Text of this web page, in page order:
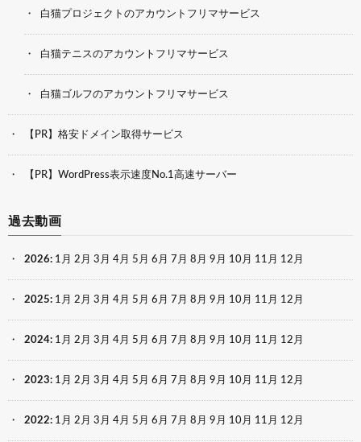
白猫プロジェクトのアカウントフリマサービス
白猫テニスのアカウントフリマサービス
白猫ゴルフのアカウントフリマサービス
【PR】格安ドメイン取得サービス
【PR】WordPress表示速度No.1高速サーバー
過去動画
2026: 1月 2月 3月 4月 5月 6月 7月 8月 9月 10月 11月 12月
2025: 1月 2月 3月 4月 5月 6月 7月 8月 9月 10月 11月 12月
2024: 1月 2月 3月 4月 5月 6月 7月 8月 9月 10月 11月 12月
2023: 1月 2月 3月 4月 5月 6月 7月 8月 9月 10月 11月 12月
2022: 1月 2月 3月 4月 5月 6月 7月 8月 9月 10月 11月 12月